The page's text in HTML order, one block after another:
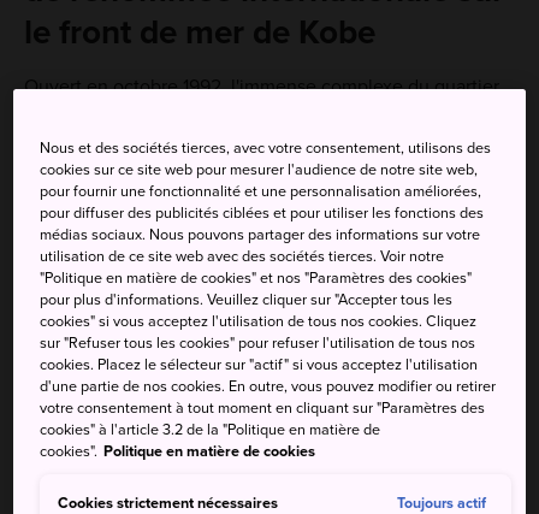
le front de mer de Kobe
Ouvert en octobre 1992, l'immense complexe du quartier
attractions touristiques de Kobe et offre certaines des plus
belles vues sur la mer de la ville, gages d'une soirée
réussie.
Avec ses boutiques et ses offres de loisir situés sur un
front de mer pittoresque, le quartier de Kobe Harborland
est l'un des nombreux cœurs non officiels de la ville. Son
réseau de transports en commun bien desservi et ses
charmants points de vue attirent toute l'année des foules
de locaux et de touristes.
À ne pas manquer
Nous et des sociétés tierces, avec votre consentement, utilisons des
cookies sur ce site web pour mesurer l'audience de notre site web,
pour fournir une fonctionnalité et une personnalisation améliorées,
pour diffuser des publicités ciblées et pour utiliser les fonctions des
médias sociaux. Nous pouvons partager des informations sur votre
utilisation de ce site web avec des sociétés tierces. Voir notre
"Politique en matière de cookies" et nos "Paramètres des cookies"
pour plus d'informations. Veuillez cliquer sur "Accepter tous les
cookies" si vous acceptez l'utilisation de tous nos cookies. Cliquez
sur "Refuser tous les cookies" pour refuser l'utilisation de tous nos
cookies. Placez le sélecteur sur "actif" si vous acceptez l'utilisation
d'une partie de nos cookies. En outre, vous pouvez modifier ou retirer
votre consentement à tout moment en cliquant sur "Paramètres des
cookies" à l'article 3.2 de la "Politique en matière de
cookies". Politique en matière de cookies
Cookies strictement nécessaires Toujours actif